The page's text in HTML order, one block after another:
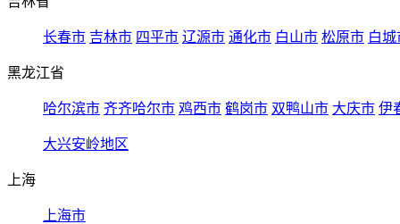
长春市 吉林市 四平市 辽源市 通化市 白山市 松原市 白城
黑龙江省
哈尔滨市 齐齐哈尔市 鸡西市 鹤岗市 双鸭山市 大庆市 伊
大兴安岭地区
上海
上海市